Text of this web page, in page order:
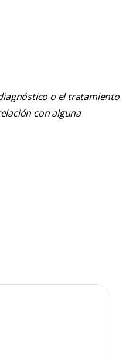
o el tratamiento
con alguna